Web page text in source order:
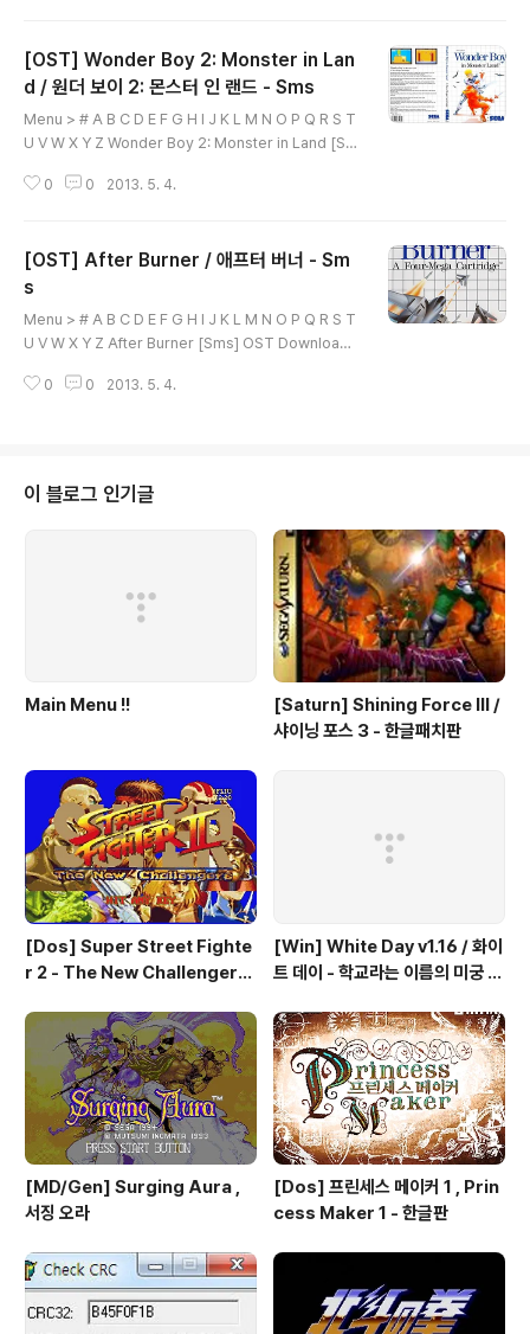
e Stage 09. Aztec Village 10. Desert Stage 11. D
esert after Egypt Stage 12. Snow fields and und
[OST] Wonder Boy 2: Monster in Lan
d / 원더 보이 2: 몬스터 인 랜드 - Sms
Menu > # A B C D E F G H I J K L M N O P Q R S T
U V W X Y Z Wonder Boy 2: Monster in Land [Sm
Town 04. Shop 05. Cave & Castle 06. Flute 07. L
n Land / 원더 보이 2: 몬스터 인 랜드 - 게임 다운로드 페
이지 Menu > # A B C D E F G H I J K L M N O P Q R
0 0 2013. 5. 4.
[OST] After Burner / 애프터 버너 - Sm
s
Menu > # A B C D E F G H I J K L M N O P Q R S T
U V W X Y Z After Burner [Sms] OST Download
e Off 04. After Burner 05. Super Stripe 06. Red
파일은 웹서핑을 통하여 수집 하여 배포 합니다. 본 파일에
저작권을 소유하고 계신분은 eagleforces@daum.net
0 0 2013. 5. 4.
이 블로그 인기글
Main Menu !!
[Saturn] Shining Force III /
샤이닝 포스 3 - 한글패치판
[Dos] Super Street Fighte
r 2 - The New Challengers
파이터 2 - 더 뉴 챌린져 & 하이퍼
파이팅 / 대전 액션 - 국산소프트
[Win] White Day v1.16 / 화이
트 데이 - 학교라는 이름의 미궁 -
[MD/Gen] Surging Aura ,
서징 오라
[Dos] 프린세스 메이커 1 , Prin
cess Maker 1 - 한글판